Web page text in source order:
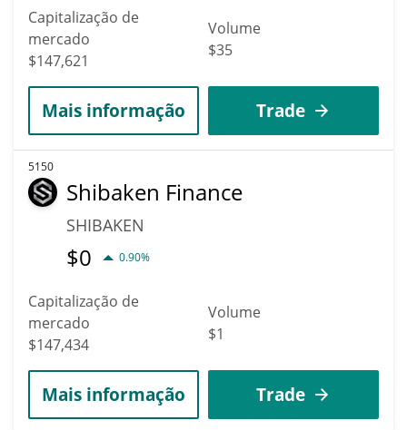
Capitalização de
mercado
$147,621
Volume
$35
Mais informação Trade
5150
Shibaken Finance
SHIBAKEN
$0 0.90%
Capitalização de
mercado
$147,434
Volume
$1
Mais informação Trade